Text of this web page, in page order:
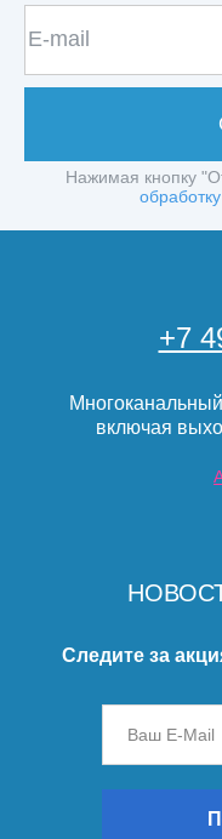
Нажимая кнопку
+7
включая
Следите за